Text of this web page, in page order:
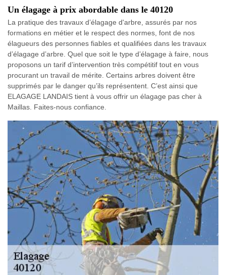
Un élagage à prix abordable dans le 40120
La pratique des travaux d’élagage d'arbre, assurés par nos
formations en métier et le respect des normes, font de nos
élagueurs des personnes fiables et qualifiées dans les travaux
d’élagage d’arbre. Quel que soit le type d’élagage à faire, nous
proposons un tarif d’intervention très compétitif tout en vous
procurant un travail de mérite. Certains arbres doivent être
supprimés par le danger qu’ils représentent. C’est ainsi que
ELAGAGE LANDAIS tient à vous offrir un élagage pas cher à
Maillas. Faites-nous confiance.